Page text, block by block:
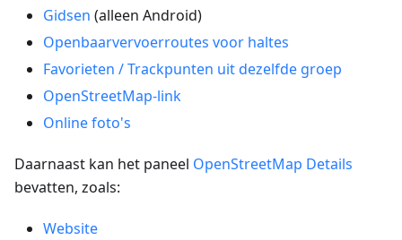
Gidsen (alleen Android)
Openbaarvervoerroutes voor haltes
Favorieten / Trackpunten uit dezelfde groep
OpenStreetMap-link
Online foto's
Daarnaast kan het paneel OpenStreetMap Details
bevatten, zoals:
Website